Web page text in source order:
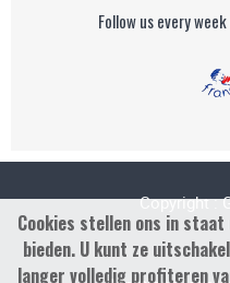
Follow us every week
Copyright :
Cookies stellen ons in
bieden. U kunt ze
langer volledig profiteren